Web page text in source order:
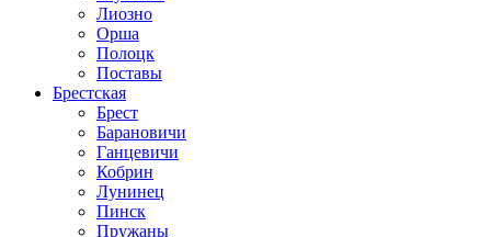
Лиозно
Орша
Полоцк
Поставы
Брестская
Брест
Барановичи
Ганцевичи
Кобрин
Лунинец
Пинск
Пружаны